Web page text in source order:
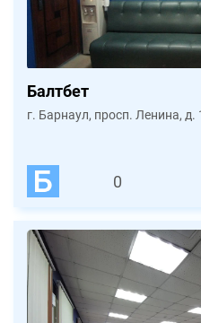
Балтбет
г. Барнаул, просп. Ленина, д.
0